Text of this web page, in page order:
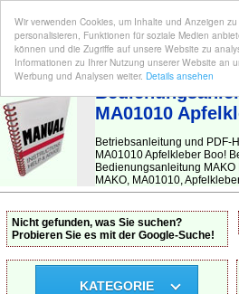
Wir verwenden Cookies, um Inhalte und Anzeigen zu
personalisieren, Funktionen für soziale Medien
können und die Zugriffe auf unsere Website zu
Informationen zu Ihrer Nutzung unserer Website an
Werbung und Analysen weiter. Details ansehen
BEDIENUNGSANLEITUNG| Hier finden Sie
MA01010
Betriebsanleitung und PDF-
MA01010 Apfelkleber Boo!
Bedienungsanleitung
MAKO, MA01010,
Nicht gefunden, was Sie suchen?
Probieren Sie es mit der Google-Suche!
KATEGORIE